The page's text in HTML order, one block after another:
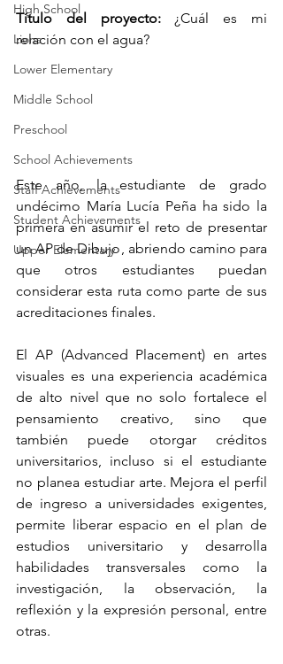
High School
Lions
Lower Elementary
Middle School
Preschool
School Achievements
Staff Achievements
Student Achievements
Upper Elementary
Título del proyecto: ¿Cuál es mi
relación con el agua?
Este año, la estudiante de grado
undécimo María Lucía Peña ha sido la
primera en asumir el reto de presentar
un AP de Dibujo, abriendo camino para
que otros estudiantes puedan
considerar esta ruta como parte de sus
acreditaciones finales.
El AP (Advanced Placement) en artes
visuales es una experiencia académica
de alto nivel que no solo fortalece el
pensamiento creativo, sino que
también puede otorgar créditos
universitarios, incluso si el estudiante
no planea estudiar arte. Mejora el perfil
de ingreso a universidades exigentes,
permite liberar espacio en el plan de
estudios universitario y desarrolla
habilidades transversales como la
investigación, la observación, la
reflexión y la expresión personal, entre
otras.